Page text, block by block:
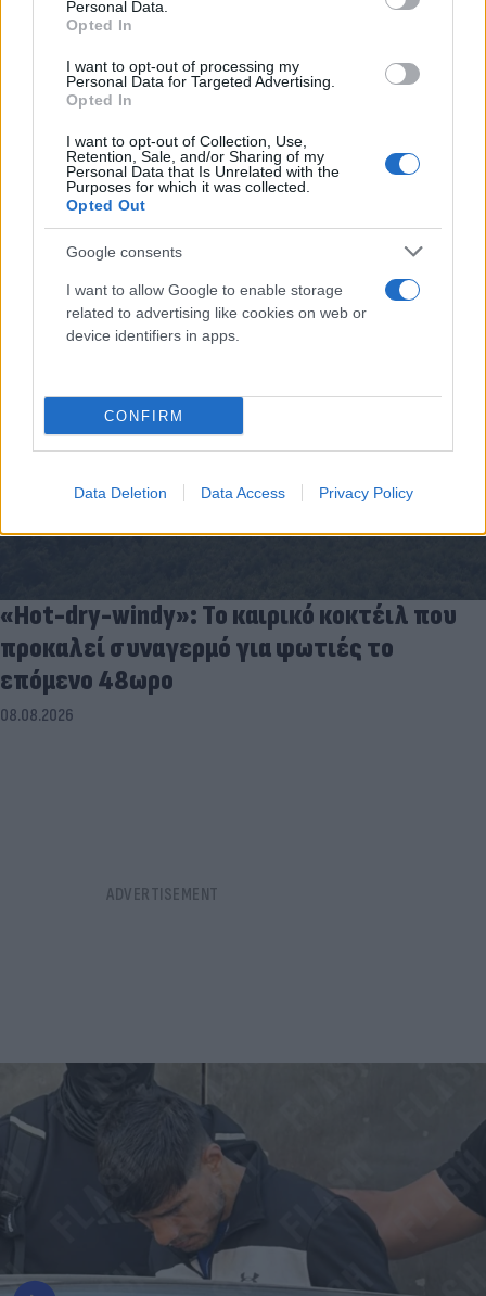
Personal Data.
Opted In
I want to opt-out of processing my
Personal Data for Targeted Advertising.
Opted In
I want to opt-out of Collection, Use,
Retention, Sale, and/or Sharing of my
Personal Data that Is Unrelated with the
Purposes for which it was collected.
Opted Out
Google consents
I want to allow Google to enable storage
related to advertising like cookies on web or
device identifiers in apps.
CONFIRM
Data Deletion Data Access Privacy Policy
FLASH FOCUS
«Hot-dry-windy»: Το καιρικό κοκτέιλ που
προκαλεί συναγερμό για φωτιές το
επόμενο 48ωρο
08.08.2026